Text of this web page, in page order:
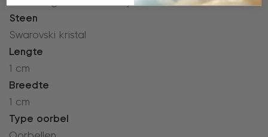
Steen
Swarovski kristal
Lengte
1 cm
Breedte
1 cm
Type oorbel